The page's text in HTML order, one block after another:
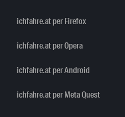
ichfahre.at per Firefox
ichfahre.at per Opera
ichfahre.at per Android
ichfahre.at per Meta Quest